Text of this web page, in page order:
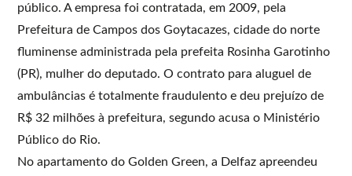
público. A empresa foi contratada, em 2009, pela
Prefeitura de Campos dos Goytacazes, cidade do norte
fluminense administrada pela prefeita Rosinha Garotinho
(PR), mulher do deputado. O contrato para aluguel de
ambulâncias é totalmente fraudulento e deu prejuízo de
R$ 32 milhões à prefeitura, segundo acusa o Ministério
Público do Rio.
No apartamento do Golden Green, a Delfaz apreendeu